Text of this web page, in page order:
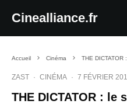
Cinealliance.fr
Accueil Cinéma THE
ZAST · CINÉMA · 7 FÉVRIER
THE DICTATOR : le